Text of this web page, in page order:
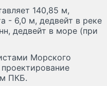
140,85 м,
- 6,0 м, дедвейт в реке
дедвейт в море (при
Морского
ПКБ.